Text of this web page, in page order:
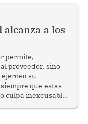
cohesión
a los
permite,
proveedor, sino
su
que estas
culpa inexcusable